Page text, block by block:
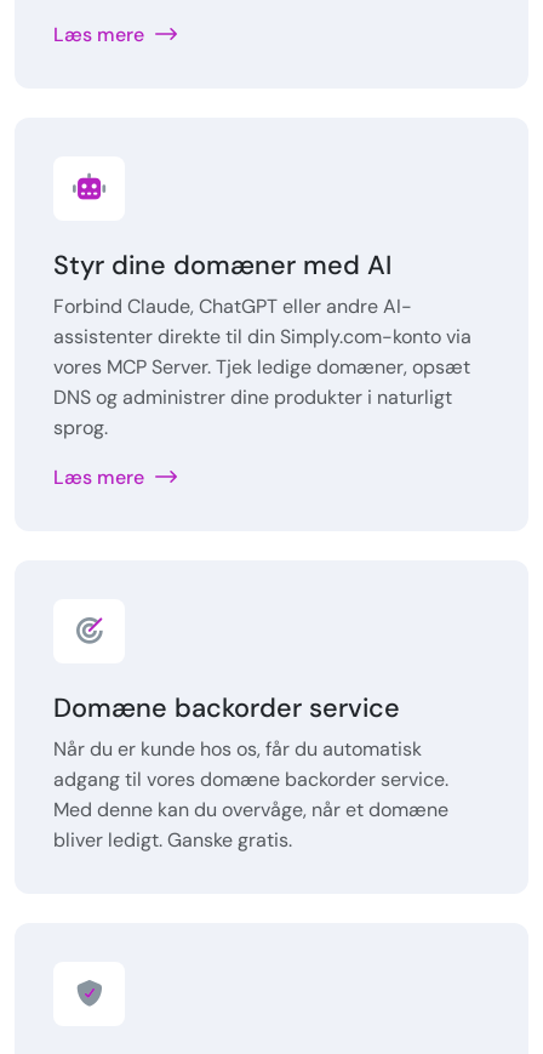
Læs mere
Styr dine domæner med AI
Forbind Claude, ChatGPT eller andre AI-
assistenter direkte til din Simply.com-konto via
vores MCP Server. Tjek ledige domæner, opsæt
DNS og administrer dine produkter i naturligt
sprog.
Læs mere
Domæne backorder service
Når du er kunde hos os, får du automatisk
adgang til vores domæne backorder service.
Med denne kan du overvåge, når et domæne
bliver ledigt. Ganske gratis.